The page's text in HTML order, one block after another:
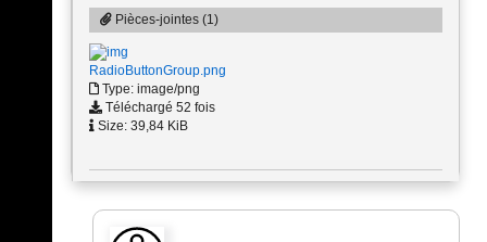
Pièces-jointes (1)
RadioButtonGroup.png
Type: image/png
Téléchargé 52 fois
Size: 39,84 KiB